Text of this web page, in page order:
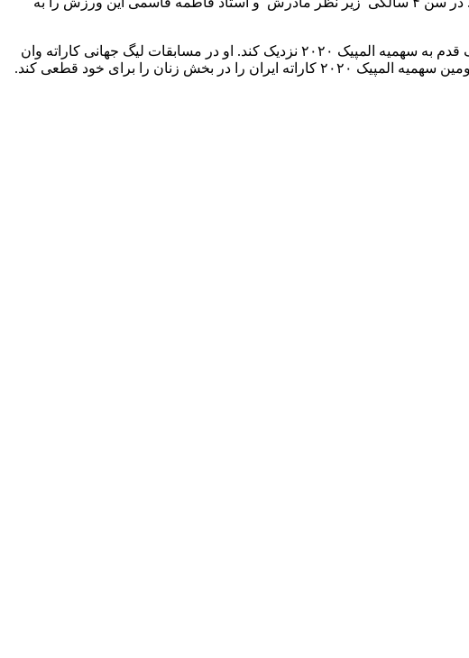
سارا بهمنیار در مسابقات لیگ جهانی کاراته وان ۲۰۲۱ در استانبول ترکیه، با پیروزی در برابر نماینده اوکراین توانست خودش را یک قدم به سهمیه المپیک ۲۰۲۰ نزدیک کند. او در مسابقات لیگ جهانی کاراته وان
را برای خود قطعی کند.